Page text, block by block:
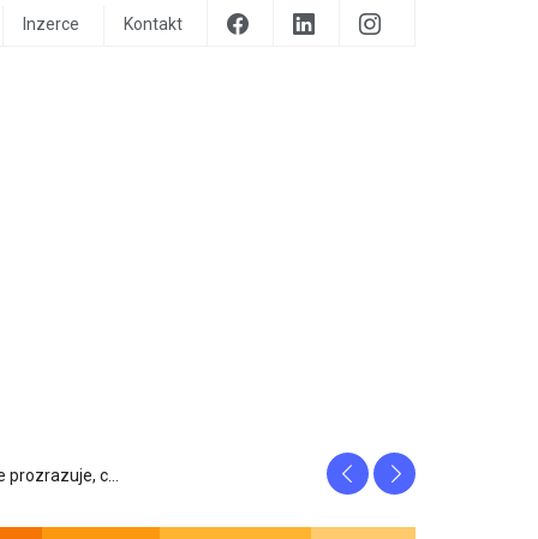
Inzerce Kontakt
... PreviousNext